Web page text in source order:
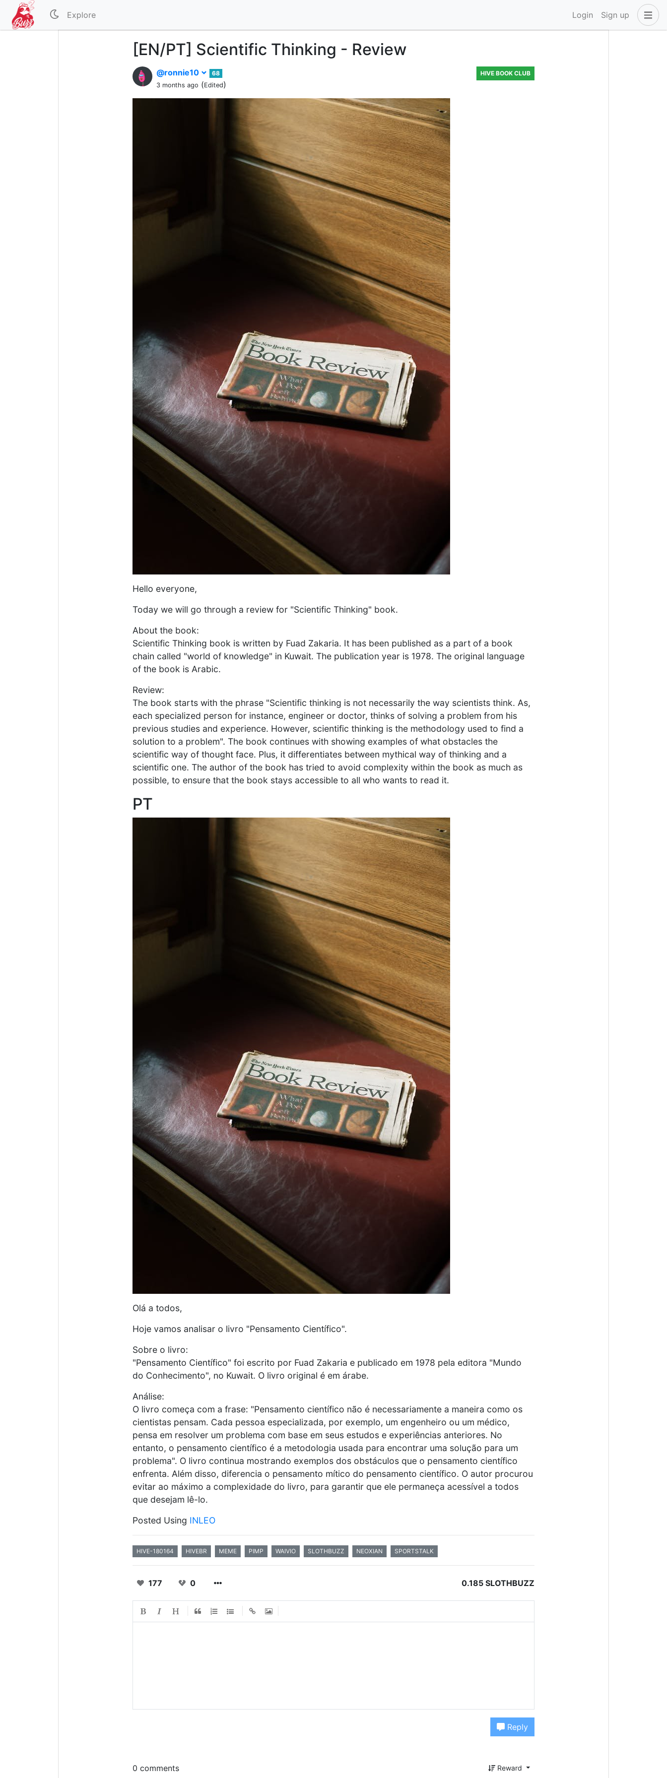
Explore Login Sign up
[EN/PT] Scientific Thinking - Review
@ronnie10
68
3 months ago (Edited)
HIVE BOOK CLUB
Hello everyone,
Today we will go through a review for "Scientific Thinking" book.
About the book:
Scientific Thinking book is written by Fuad Zakaria. It has been published as a part of a book
chain called "world of knowledge" in Kuwait. The publication year is 1978. The original language
of the book is Arabic.
Review:
The book starts with the phrase "Scientific thinking is not necessarily the way scientists think. As,
each specialized person for instance, engineer or doctor, thinks of solving a problem from his
previous studies and experience. However, scientific thinking is the methodology used to find a
solution to a problem". The book continues with showing examples of what obstacles the
scientific way of thought face. Plus, it differentiates between mythical way of thinking and a
scientific one. The author of the book has tried to avoid complexity within the book as much as
possible, to ensure that the book stays accessible to all who wants to read it.
PT
Olá a todos,
Hoje vamos analisar o livro "Pensamento Científico".
Sobre o livro:
"Pensamento Científico" foi escrito por Fuad Zakaria e publicado em 1978 pela editora "Mundo
do Conhecimento", no Kuwait. O livro original é em árabe.
Análise:
O livro começa com a frase: "Pensamento científico não é necessariamente a maneira como os
cientistas pensam. Cada pessoa especializada, por exemplo, um engenheiro ou um médico,
pensa em resolver um problema com base em seus estudos e experiências anteriores. No
entanto, o pensamento científico é a metodologia usada para encontrar uma solução para um
problema". O livro continua mostrando exemplos dos obstáculos que o pensamento científico
enfrenta. Além disso, diferencia o pensamento mítico do pensamento científico. O autor procurou
evitar ao máximo a complexidade do livro, para garantir que ele permaneça acessível a todos
que desejam lê-lo.
Posted Using INLEO
HIVE-180164 HIVEBR MEME PIMP WAIVIO SLOTHBUZZ NEOXIAN SPORTSTALK
177 0 0.185 SLOTHBUZZ
Reply
0 comments Reward